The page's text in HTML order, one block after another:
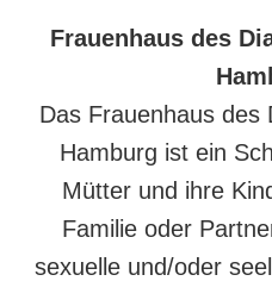
Frauenhaus des
Das Frauenhaus des
Hamburg ist ein
Mütter und ihre
Familie oder
sexuelle und/oder